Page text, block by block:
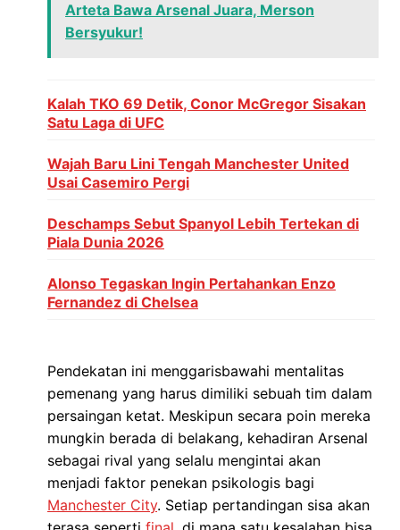
Arteta Bawa Arsenal Juara, Merson
Bersyukur!
Kalah TKO 69 Detik, Conor McGregor Sisakan
Satu Laga di UFC
Wajah Baru Lini Tengah Manchester United
Usai Casemiro Pergi
Deschamps Sebut Spanyol Lebih Tertekan di
Piala Dunia 2026
Alonso Tegaskan Ingin Pertahankan Enzo
Fernandez di Chelsea
Pendekatan ini menggarisbawahi mentalitas
pemenang yang harus dimiliki sebuah tim dalam
persaingan ketat. Meskipun secara poin mereka
mungkin berada di belakang, kehadiran Arsenal
sebagai rival yang selalu mengintai akan
menjadi faktor penekan psikologis bagi
Manchester City. Setiap pertandingan sisa akan